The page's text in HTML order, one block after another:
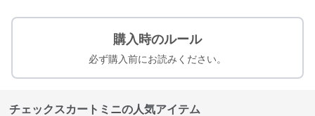
購入時のルール
必ず購入前にお読みください。
チェックスカートミニの人気アイテム